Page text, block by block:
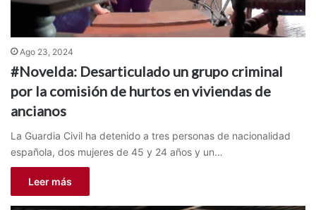
Ago 23, 2024
#Novelda: Desarticulado un grupo criminal
por la comisión de hurtos en viviendas de
ancianos
La Guardia Civil ha detenido a tres personas de nacionalidad
española, dos mujeres de 45 y 24 años y un…
Leer más